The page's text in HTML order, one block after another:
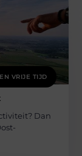
VRIJE TIJD
Dan